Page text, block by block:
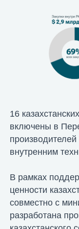
16
включены в
внутренним
В рамках
ценности
совместно с
разработана